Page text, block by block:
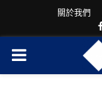
關於我們
PRIMARY